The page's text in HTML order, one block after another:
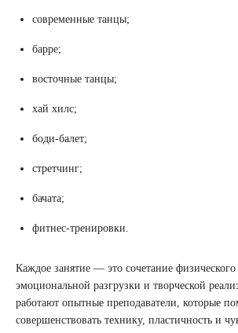
современные танцы;
барре;
восточные танцы;
хай хилс;
боди-балет;
стретчинг;
бачата;
фитнес-тренировки.
Каждое занятие — это сочетание физического
эмоциональной разгрузки и творческой
работают опытные преподаватели, которые
совершенствовать технику, пластичность и